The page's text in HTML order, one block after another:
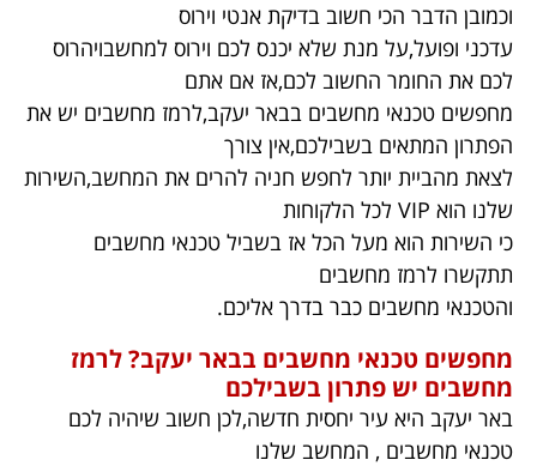
וכמובן הדבר הכי חשוב בדיקת אנטי וירוס
עדכני ופועל,על מנת שלא יכנס לכם וירוס למחשבויהרוס
לכם את החומר החשוב לכם,אז אם אתם
מחפשים טכנאי מחשבים בבאר יעקב,לרמז מחשבים יש את
הפתרון המתאים בשבילכם,אין צורך
לצאת מהביית יותר לחפש חניה להרים את המחשב,השירות
שלנו הוא VIP לכל הלקוחות
כי השירות הוא מעל הכל אז בשביל טכנאי מחשבים
תתקשרו לרמז מחשבים
והטכנאי מחשבים כבר בדרך אליכם.
מחפשים טכנאי מחשבים בבאר יעקב? לרמז
מחשבים יש פתרון בשבילכם
באר יעקב היא עיר יחסית חדשה,לכן חשוב שיהיה לכם
טכנאי מחשבים , המחשב שלנו